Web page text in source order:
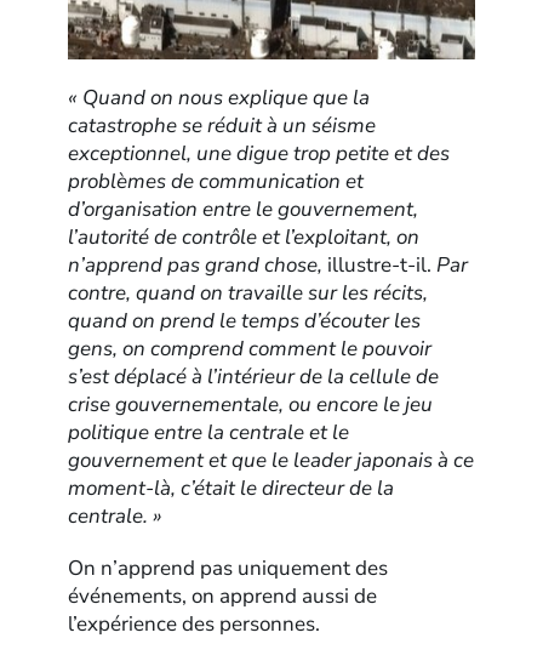
« Quand on nous explique que la
catastrophe se réduit à un séisme
exceptionnel, une digue trop petite et des
problèmes de communication et
d’organisation entre le gouvernement,
l’autorité de contrôle et l’exploitant, on
n’apprend pas grand chose, illustre-t-il. Par
contre, quand on travaille sur les récits,
quand on prend le temps d’écouter les
gens, on comprend comment le pouvoir
s’est déplacé à l’intérieur de la cellule de
crise gouvernementale, ou encore le jeu
politique entre la centrale et le
gouvernement et que le leader japonais à ce
moment-là, c’était le directeur de la
centrale. »
On n’apprend pas uniquement des
événements, on apprend aussi de
l’expérience des personnes.